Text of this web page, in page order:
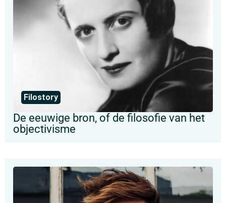
Filostory
De eeuwige bron, of de filosofie van het
objectivisme